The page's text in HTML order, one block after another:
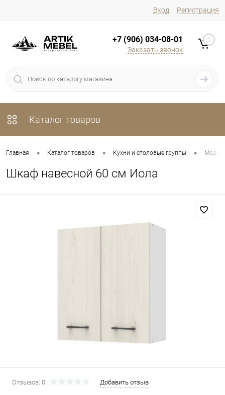
Вход Регистрация
+7 (906) 034-08-01
Заказать звонок
0
Каталог товаров
Главная • Каталог товаров • Кухни и столовые группы •
Шкаф навесной 60 см Иола
Отзывов: 0 Добавить отзыв